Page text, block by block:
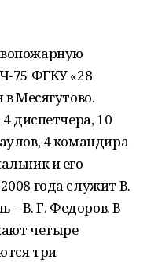
75 ФГКУ «28
Месягутово.
диспетчера, 10
4 командира
и его
года служит В.
– В. Г. Федоров. В
четыре
три